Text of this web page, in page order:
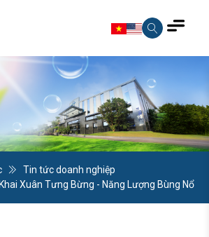
Tin tức doanh nghiệp
Xuân Tưng Bừng - Năng Lượng Bùng Nổ